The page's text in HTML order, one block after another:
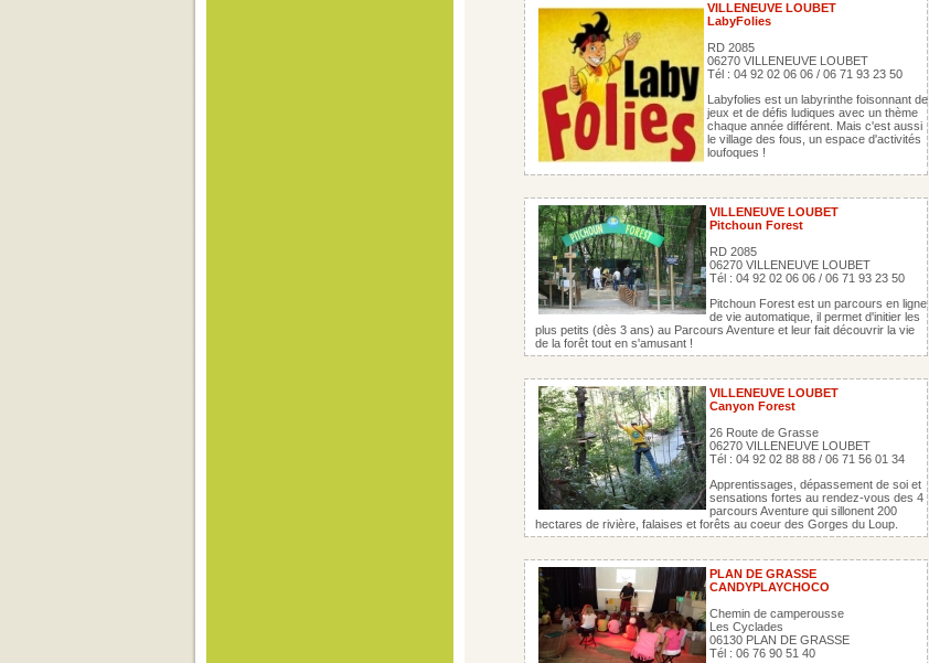
VILLENEUVE LOUBET
LabyFolies
RD 2085
06270 VILLENEUVE LOUBET
Tél : 04 92 02 06 06 / 06 71 93 23 50
Labyfolies est un labyrinthe foisonnant de
jeux et de défis ludiques avec un thème
chaque année différent. Mais c'est aussi
le village des fous, un espace d'activités
loufoques !
VILLENEUVE LOUBET
Pitchoun Forest
RD 2085
06270 VILLENEUVE LOUBET
Tél : 04 92 02 06 06 / 06 71 93 23 50
Pitchoun Forest est un parcours en ligne
de vie automatique, il permet d'initier les
plus petits (dès 3 ans) au Parcours Aventure et leur fait découvrir la vie
de la forêt tout en s'amusant !
VILLENEUVE LOUBET
Canyon Forest
26 Route de Grasse
06270 VILLENEUVE LOUBET
Tél : 04 92 02 88 88 / 06 71 56 01 34
Apprentissages, dépassement de soi et
sensations fortes au rendez-vous des 4
parcours Aventure qui sillonent 200
hectares de rivière, falaises et forêts au coeur des Gorges du Loup.
PLAN DE GRASSE
CANDYPLAYCHOCO
Chemin de camperousse
Les Cyclades
06130 PLAN DE GRASSE
Tél : 06 76 90 51 40